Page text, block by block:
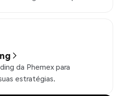
da Phemex para
estratégias.